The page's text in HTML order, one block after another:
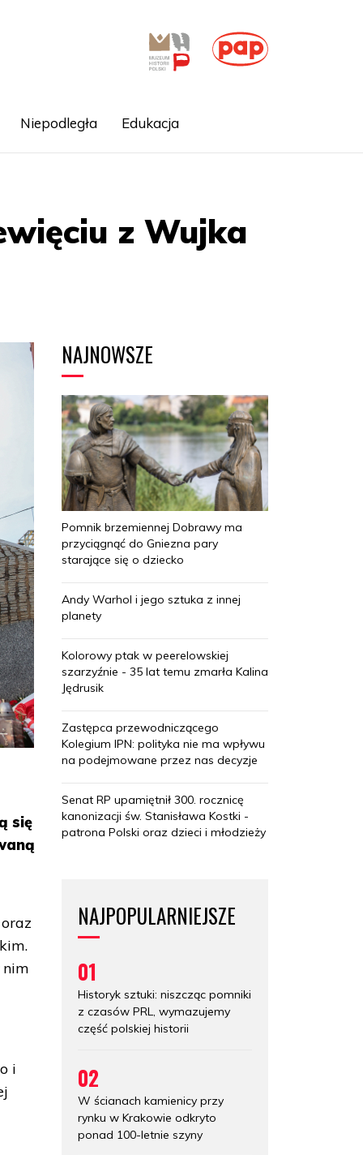
Niepodległa Edukacja
z Wujka
się
i
NAJNOWSZE
Pomnik brzemiennej Dobrawy ma
przyciągnąć do Gniezna pary
starające się o dziecko
Andy Warhol i jego sztuka z innej
planety
Kolorowy ptak w peerelowskiej
szarzyźnie - 35 lat temu zmarła Kalina
Jędrusik
Zastępca przewodniczącego
Kolegium IPN: polityka nie ma wpływu
na podejmowane przez nas decyzje
Senat RP upamiętnił 300. rocznicę
kanonizacji św. Stanisława Kostki -
patrona Polski oraz dzieci i młodzieży
NAJPOPULARNIEJSZE
01
Historyk sztuki: niszcząc pomniki
z czasów PRL, wymazujemy
część polskiej historii
02
W ścianach kamienicy przy
rynku w Krakowie odkryto
ponad 100-letnie szyny